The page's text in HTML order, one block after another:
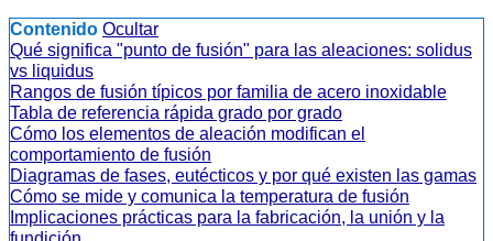
Contenido Ocultar
Qué significa "punto de fusión" para las aleaciones: solidus
vs liquidus
Rangos de fusión típicos por familia de acero inoxidable
Tabla de referencia rápida grado por grado
Cómo los elementos de aleación modifican el
comportamiento de fusión
Diagramas de fases, eutécticos y por qué existen las gamas
Cómo se mide y comunica la temperatura de fusión
Implicaciones prácticas para la fabricación, la unión y la